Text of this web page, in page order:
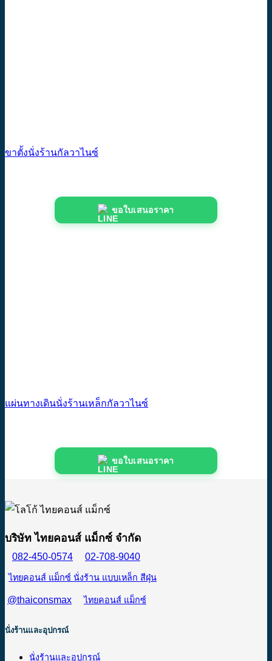
ขาตั้งนั่งร้านกัลวาไนซ์
ขอใบเสนอราคา
แผ่นทางเดินนั่งร้านเหล็กกัลวาไนซ์
ขอใบเสนอราคา
บริษัท ไทยคอนส์ แม็กซ์ จำกัด
082-450-0574 02-708-9040
ไทยคอนส์ แม็กซ์ นั่งร้าน แบบเหล็ก สีฝุ่น
@thaiconsmax ไทยคอนส์ แม็กซ์
นั่งร้านและอุปกรณ์
นั่งร้านและอุปกรณ์